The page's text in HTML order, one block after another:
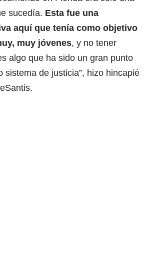
sucedía. Esta fue una
aquí que tenía como objetivo
muy jóvenes, y no tener
algo que ha sido un gran punto
sistema de justicia”, hizo hincapié